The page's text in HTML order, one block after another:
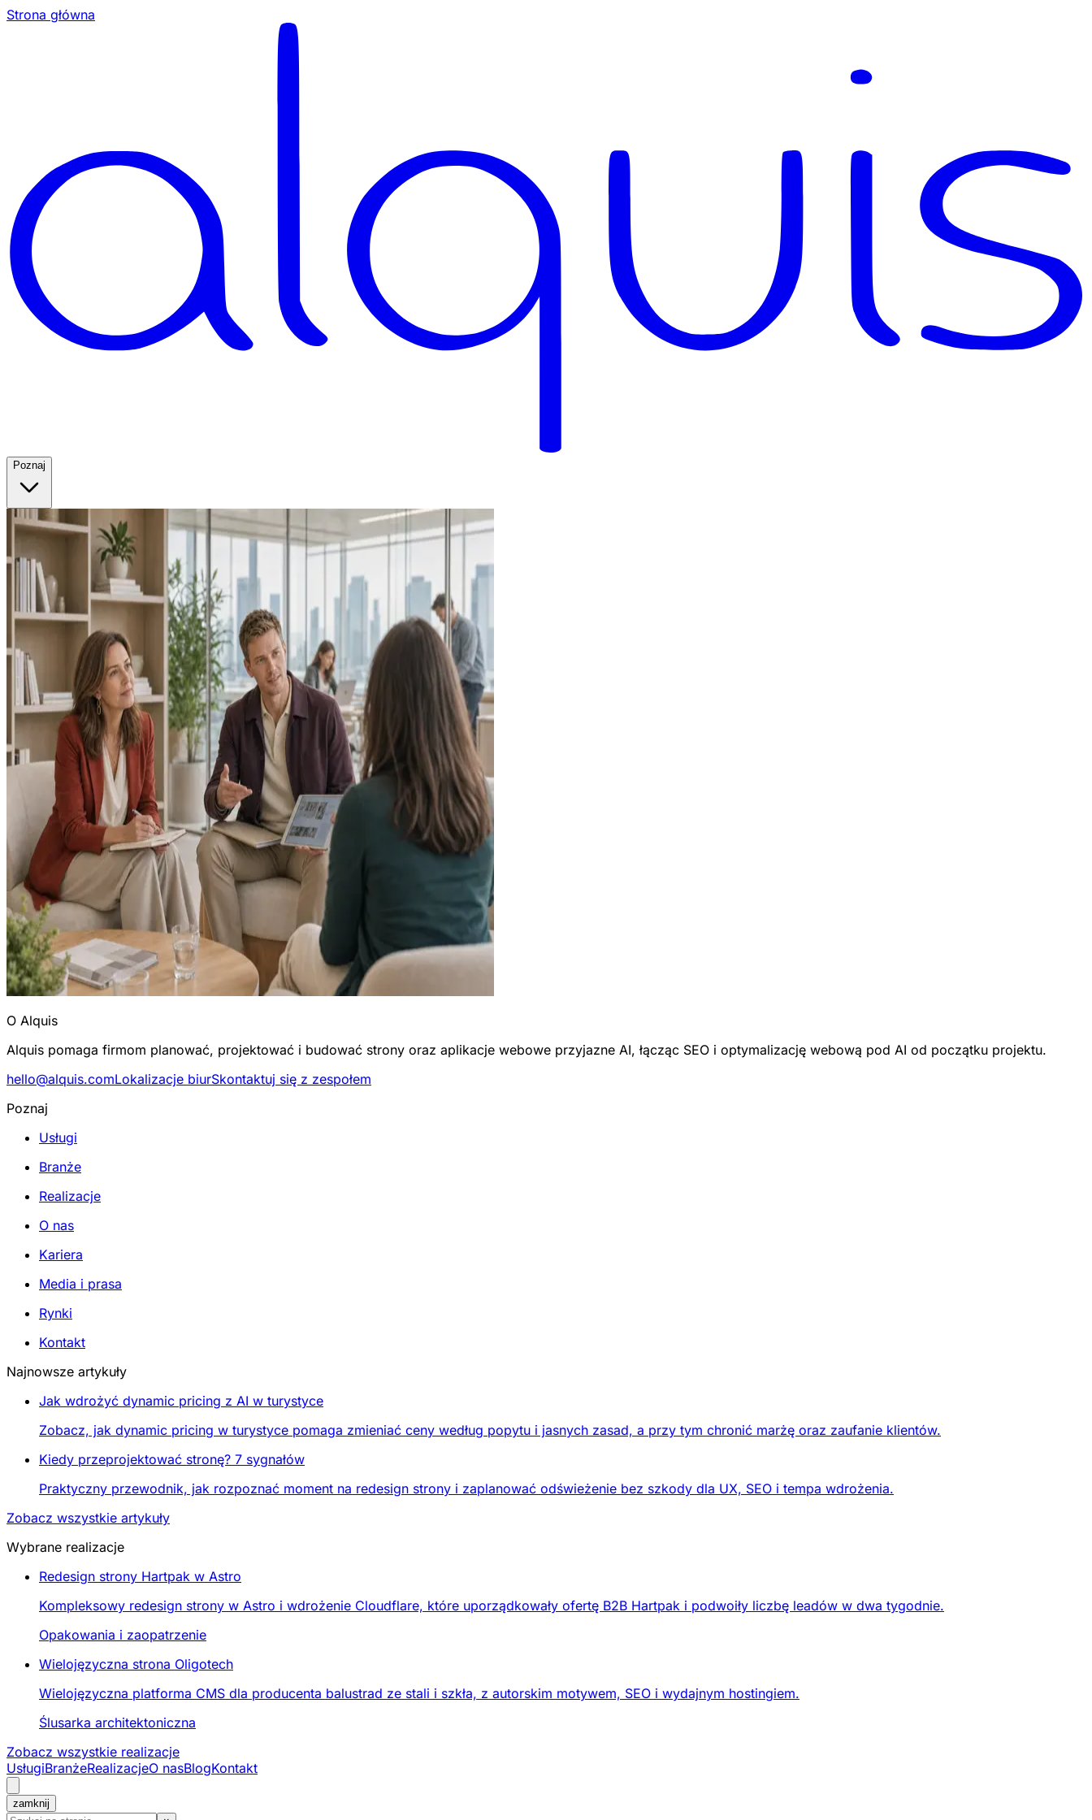
Strona główna
Poznaj
O Alquis
Alquis pomaga firmom planować, projektować i budować strony oraz aplikacje webowe przyjazne AI, łącząc SEO i optymalizację webową pod AI od początku projektu.
hello@alquis.comLokalizacje biurSkontaktuj się z zespołem
Poznaj
Usługi
Branże
Realizacje
O nas
Kariera
Media i prasa
Rynki
Kontakt
Najnowsze artykuły
Jak wdrożyć dynamic pricing z AI w turystyce
Zobacz, jak dynamic pricing w turystyce pomaga zmieniać ceny według popytu i jasnych zasad, a przy tym chronić marżę oraz zaufanie klientów.
Kiedy przeprojektować stronę? 7 sygnałów
Praktyczny przewodnik, jak rozpoznać moment na redesign strony i zaplanować odświeżenie bez szkody dla UX, SEO i tempa wdrożenia.
Zobacz wszystkie artykuły
Wybrane realizacje
Redesign strony Hartpak w Astro
Kompleksowy redesign strony w Astro i wdrożenie Cloudflare, które uporządkowały ofertę B2B Hartpak i podwoiły liczbę leadów w dwa tygodnie.
Opakowania i zaopatrzenie
Wielojęzyczna strona Oligotech
Wielojęzyczna platforma CMS dla producenta balustrad ze stali i szkła, z autorskim motywem, SEO i wydajnym hostingiem.
Ślusarka architektoniczna
Zobacz wszystkie realizacje
UsługiBranżeRealizacjeO nasBlogKontakt
zamknij